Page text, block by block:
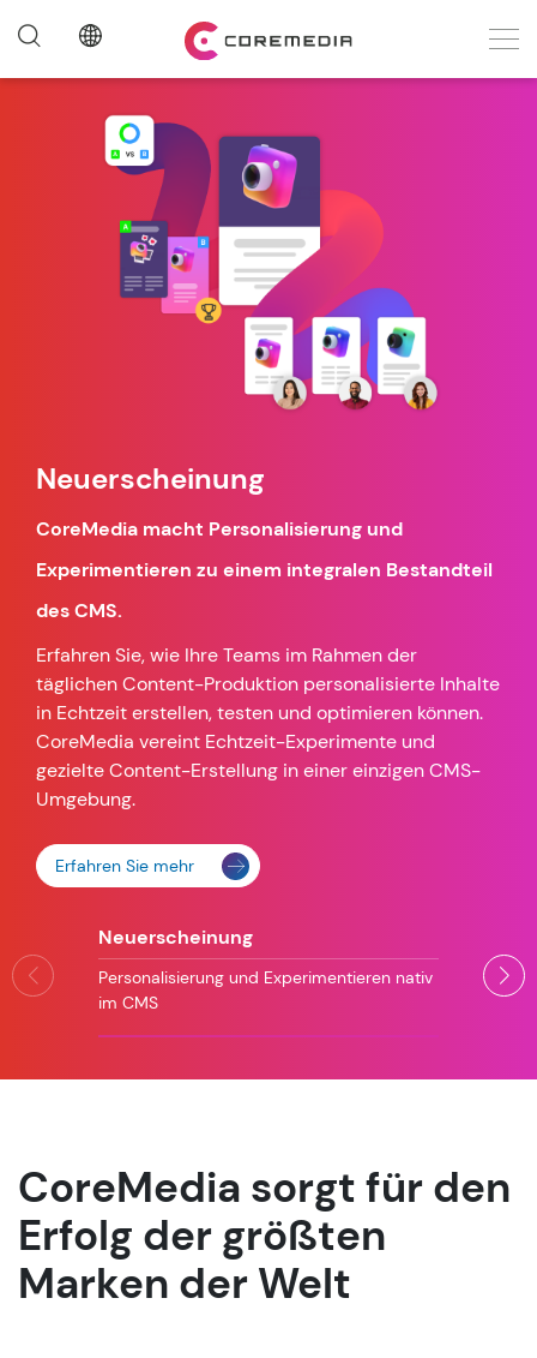
Neuerscheinung
CoreMedia macht Personalisierung und
Experimentieren zu einem integralen Bestandteil
des CMS.
Erfahren Sie, wie Ihre Teams im Rahmen der
täglichen Content-Produktion personalisierte Inhalte
in Echtzeit erstellen, testen und optimieren können.
CoreMedia vereint Echtzeit-Experimente und
gezielte Content-Erstellung in einer einzigen CMS-
Umgebung.
Erfahren Sie mehr
Neuerscheinung
Personalisierung und Experimentieren nativ
im CMS
CoreMedia sorgt für den
Erfolg der größten
Marken der Welt